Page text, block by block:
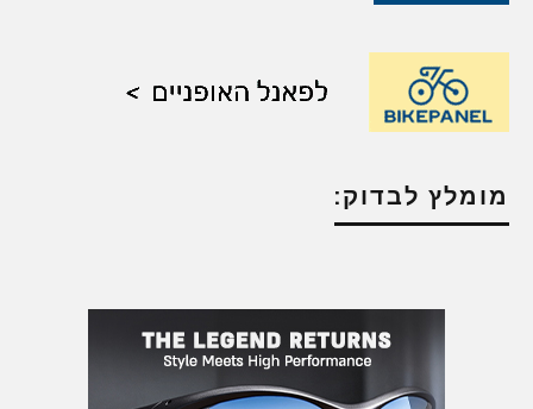
מומלץ לבדוק: